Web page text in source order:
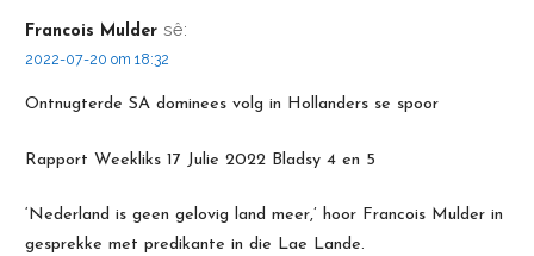
Francois Mulder sê:
2022-07-20 om 18:32
Ontnugterde SA dominees volg in Hollanders se spoor
Rapport Weekliks 17 Julie 2022 Bladsy 4 en 5
‘Nederland is geen gelovig land meer,’ hoor Francois Mulder in
gesprekke met predikante in die Lae Lande.